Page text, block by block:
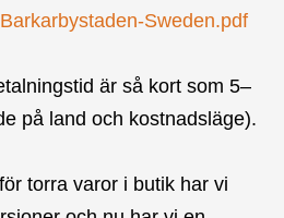
Sweden.pdf
är så kort som 5–
på land och kostnadsläge).
torra varor i butik har vi